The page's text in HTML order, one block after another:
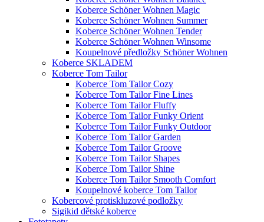
Koberce Schöner Wohnen Magic
Koberce Schöner Wohnen Summer
Koberce Schöner Wohnen Tender
Koberce Schöner Wohnen Winsome
Koupelnové předložky Schöner Wohnen
Koberce SKLADEM
Koberce Tom Tailor
Koberce Tom Tailor Cozy
Koberce Tom Tailor Fine Lines
Koberce Tom Tailor Fluffy
Koberce Tom Tailor Funky Orient
Koberce Tom Tailor Funky Outdoor
Koberce Tom Tailor Garden
Koberce Tom Tailor Groove
Koberce Tom Tailor Shapes
Koberce Tom Tailor Shine
Koberce Tom Tailor Smooth Comfort
Koupelnové koberce Tom Tailor
Kobercové protiskluzové podložky
Sigikid dětské koberce